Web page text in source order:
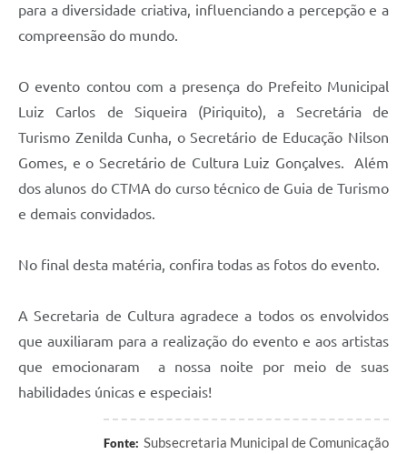
para a diversidade criativa, influenciando a percepção e a
compreensão do mundo.
O evento contou com a presença do Prefeito Municipal
Luiz Carlos de Siqueira (Piriquito), a Secretária de
Turismo Zenilda Cunha, o Secretário de Educação Nilson
Gomes, e o Secretário de Cultura Luiz Gonçalves. Além
dos alunos do CTMA do curso técnico de Guia de Turismo
e demais convidados.
No final desta matéria, confira todas as fotos do evento.
A Secretaria de Cultura agradece a todos os envolvidos
que auxiliaram para a realização do evento e aos artistas
que emocionaram a nossa noite por meio de suas
habilidades únicas e especiais!
Fonte: Subsecretaria Municipal de Comunicação